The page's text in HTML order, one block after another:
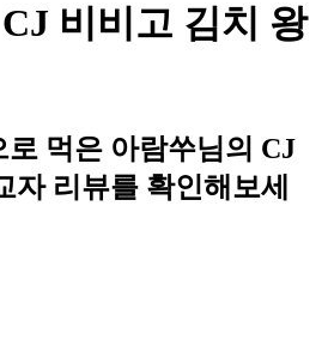
비비고 김치 왕
로 먹은 아람쑤님의 CJ
자 리뷰를 확인해보세